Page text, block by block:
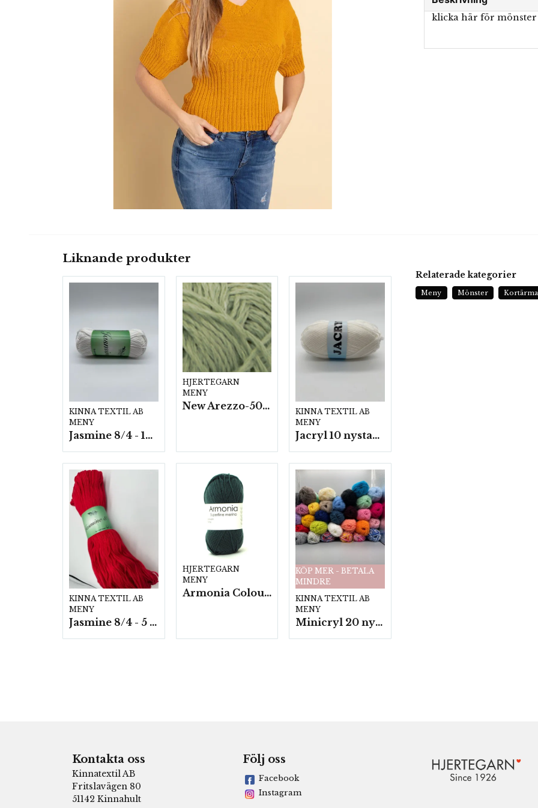
klicka här för mönster
Liknande produkter
KINNA TEXTIL AB
MENY
Jasmine 8/4 - 10 nystan a50g./fp.
HJERTEGARN
MENY
New Arezzo-50g./nyst. 10 st/fp.
KINNA TEXTIL AB
MENY
Jacryl 10 nystan a50g./fp.
KINNA TEXTIL AB
MENY
Jasmine 8/4 - 5 härvor a200g./fp.
HJERTEGARN
MENY
Armonia Colour- 5 härv/fp. a100 g.
KÖP MER - BETALA
MINDRE
KINNA TEXTIL AB
MENY
Minicryl 20 nystan a25g./fp.
Relaterade kategorier
Meny Mönster
Kontakta oss
Kinnatextil AB
Fritslavägen 80
51142 Kinnahult
Följ oss
Facebook
Instagram